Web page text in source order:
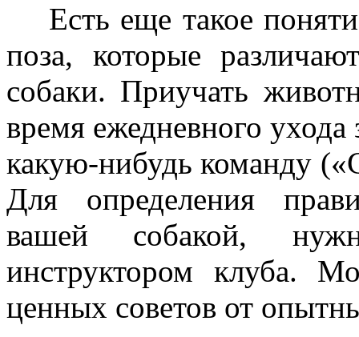
Есть еще такое
поза, которые
собаки. Приучать
время ежедневного
какую-нибудь команду
Для определения
вашей собакой,
инструктором клуба.
ценных советов от